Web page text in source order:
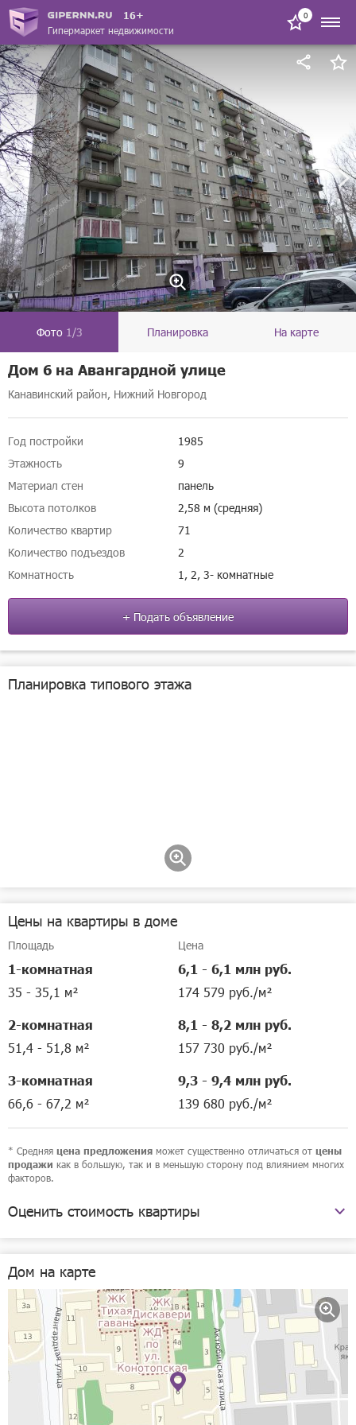
16+
Гипермаркет недвижимости
0
Фото 1/3 Планировка На карте
Дом 6 на Авангардной улице
Канавинский район, Нижний Новгород
Год постройки
1985
Этажность
9
Материал стен
панель
Высота потолков
2,58 м (средняя)
Количество квартир
71
Количество подъездов
2
Комнатность
1, 2, 3- комнатные
+ Подать объявление
Планировка типового этажа
Цены на квартиры в доме
Площадь Цена
1-комнатная
35 - 35,1 м²
6,1 - 6,1 млн руб.
174 579 руб./м²
2-комнатная
51,4 - 51,8 м²
8,1 - 8,2 млн руб.
157 730 руб./м²
3-комнатная
66,6 - 67,2 м²
9,3 - 9,4 млн руб.
139 680 руб./м²
* Средняя цена предложения может существенно отличаться от цены
продажи как в большую, так и в меньшую сторону под влиянием многих
факторов.
Оценить стоимость квартиры
Рассчитать
Дом на карте